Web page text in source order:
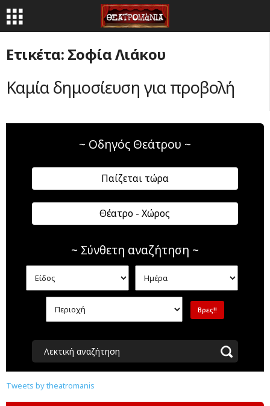
Ετικέτα: Σοφία Λιάκου
Καμία δημοσίευση για προβολή
~ Οδηγός Θεάτρου ~
Παίζεται τώρα
Θέατρο - Χώρος
~ Σύνθετη αναζήτηση ~
Λεκτική αναζήτηση
Tweets by theatromanis